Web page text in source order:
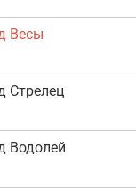
Весы
Стрелец
Водолей